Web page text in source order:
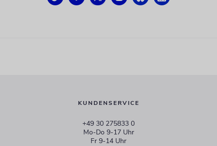
KUNDENSERVICE
+49 30 275833 0
Mo-Do 9-17 Uhr
Fr 9-14 Uhr